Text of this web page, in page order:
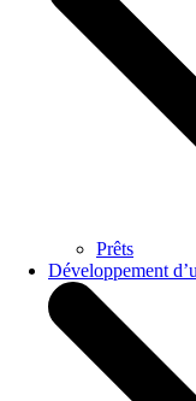
Prêts
Développement